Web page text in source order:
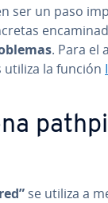
ser un paso
. Para el
utiliza la función
se utiliza a